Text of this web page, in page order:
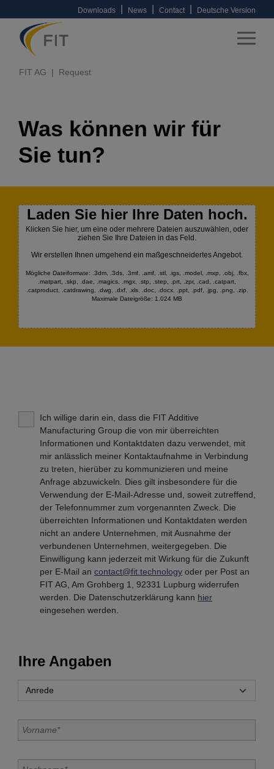
Downloads News Contact Deutsche Version
FIT AG Request
Was können wir für
Sie tun?
Laden Sie hier Ihre Daten hoch.
Klicken Sie hier, um eine oder mehrere Dateien auszuwählen, oder
ziehen Sie Ihre Dateien in das Feld.
Wir erstellen Ihnen umgehend ein maßgeschneidertes Angebot.
Mögliche Dateiformate: .3dm, .3ds, .3mf, .amf, .stl, .igs, .model, .mxp, .obj, .fbx,
.matpart, .skp, .dae, .magics, .mgx, .stp, .step, .prt, .zpr, .cad, .catpart,
.catproduct, .catdrawing, .dwg, .dxf, .xls, .doc, .docx, .ppt, .pdf, .jpg, .png, .zip.
Maximale Dateigröße: 1.024 MB
Ich willige darin ein, dass die FIT Additive
Manufacturing Group die von mir überreichten
Informationen und Kontaktdaten dazu verwendet, mit
mir anlässlich meiner Kontaktaufnahme in Verbindung
zu treten, hierüber zu kommunizieren und meine
Anfrage abzuwickeln. Dies gilt insbesondere für die
Verwendung der E-Mail-Adresse und, soweit zutreffend,
der Telefonnummer zum vorgenannten Zweck. Die
überreichten Informationen und Kontaktdaten werden
nicht an andere Unternehmen, mit Ausnahme der
verbundenen Unternehmen, weitergegeben. Die
Einwilligung kann jederzeit mit Wirkung für die Zukunft
per E-Mail an contact@fit.technology oder per Post an
FIT AG, Am Grohberg 1, 92331 Lupburg widerrufen
werden. Die Datenschutzerklärung kann hier
eingesehen werden.
Ihre Angaben